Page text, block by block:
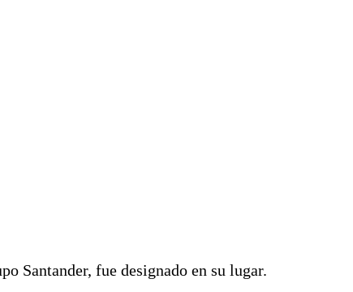
Santander, fue designado en su lugar.